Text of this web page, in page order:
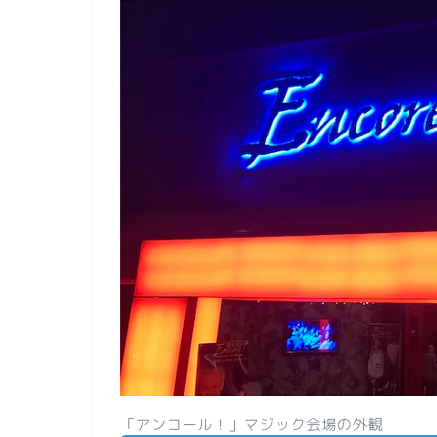
「アンコール！」マジック会場の外観